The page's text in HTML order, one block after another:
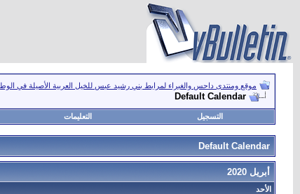
موقع ومنتدى داحس والغبراء لمرابط بني رشيد عبس للخيل العربية الأصيلة في
Default Calendar
التسجيل التعليمات
Default Calendar
أبريل 2020
الأحد